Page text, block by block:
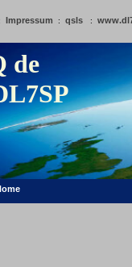
Impressum : qsls :
de